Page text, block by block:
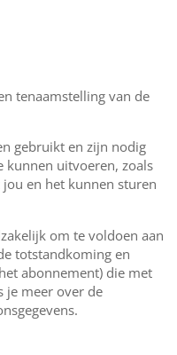
tenaamstelling van de
gebruikt en zijn nodig
kunnen uitvoeren, zoals
en het kunnen sturen
om te voldoen aan
totstandkoming en
abonnement) die met
je meer over de